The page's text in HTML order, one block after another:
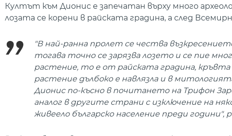
Култът към Дионис е запечатан върху много
лозата се корени в райската градина, а след
"В най-ранна пролет се чества
тогава точно се зарязва лозето и се пие
растение, то е от райската градина,
растение дълбоко е навлязла и в
Дионис по-късно в почитането на Трифон
аналог в другите страни с изключение на
живеело българско население преди години",